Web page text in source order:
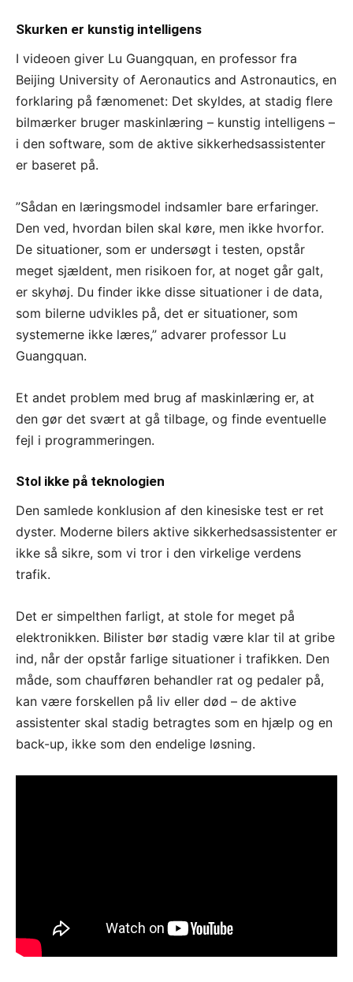
Skurken er kunstig intelligens
I videoen giver Lu Guangquan, en professor fra
Beijing University of Aeronautics and Astronautics, en
forklaring på fænomenet: Det skyldes, at stadig flere
bilmærker bruger maskinlæring – kunstig intelligens –
i den software, som de aktive sikkerhedsassistenter
er baseret på.
”Sådan en læringsmodel indsamler bare erfaringer.
Den ved, hvordan bilen skal køre, men ikke hvorfor.
De situationer, som er undersøgt i testen, opstår
meget sjældent, men risikoen for, at noget går galt,
er skyhøj. Du finder ikke disse situationer i de data,
som bilerne udvikles på, det er situationer, som
systemerne ikke læres,” advarer professor Lu
Guangquan.
Et andet problem med brug af maskinlæring er, at
den gør det svært at gå tilbage, og finde eventuelle
fejl i programmeringen.
Stol ikke på teknologien
Den samlede konklusion af den kinesiske test er ret
dyster. Moderne bilers aktive sikkerhedsassistenter er
ikke så sikre, som vi tror i den virkelige verdens
trafik.
Det er simpelthen farligt, at stole for meget på
elektronikken. Bilister bør stadig være klar til at gribe
ind, når der opstår farlige situationer i trafikken. Den
måde, som chaufføren behandler rat og pedaler på,
kan være forskellen på liv eller død – de aktive
assistenter skal stadig betragtes som en hjælp og en
back-up, ikke som den endelige løsning.